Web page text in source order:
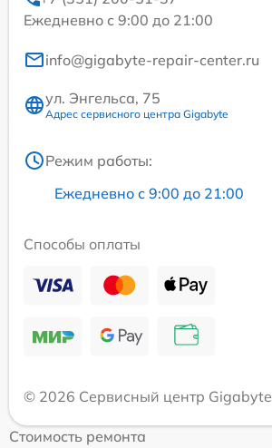
Ежедневно с 9:00 до 21:00
info@gigabyte-repair-center.ru
ул. Энгельса, 75
Адрес сервисного центра Gigabyte
Режим работы:
Ежедневно с 9:00 до 21:00
Способы оплаты
© 2026 Сервисный центр Gigabyte
Стоимость ремонта